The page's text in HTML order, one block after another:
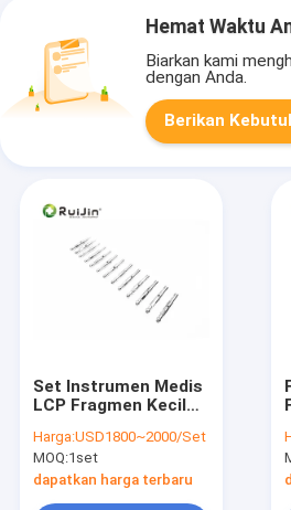
Hemat Waktu
Biarkan kami
dengan Anda.
Berikan
Set Instrumen Medis
LCP Fragmen Kecil
Fiksasi Internal
Harga:USD1800~2000/Set
MOQ:1set
dapatkan harga terbaru